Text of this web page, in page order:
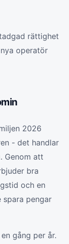
rättighet
operatör
2026
- det handlar
Genom att
bra
och en
pengar
gång per år.